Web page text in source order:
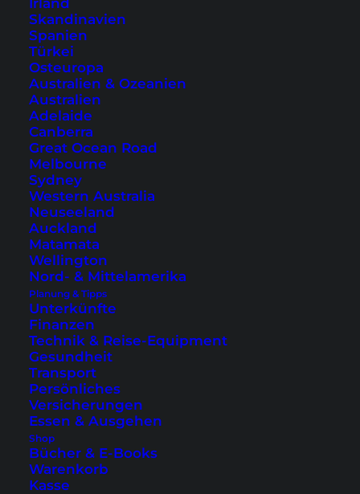
Irland
Skandinavien
Spanien
Türkei
Osteuropa
Australien & Ozeanien
Australien
Adelaide
Canberra
Great Ocean Road
Melbourne
Sydney
Western Australia
Neuseeland
Auckland
Matamata
Wellington
Nord- & Mittelamerika
Planung & Tipps
Unterkünfte
Finanzen
Technik & Reise-Equipment
Gesundheit
Transport
Persönliches
Versicherungen
Essen & Ausgehen
Shop
Bücher & E-Books
Warenkorb
Kasse
Wie komme ich von Bali
auf die Gili-Inseln?
Welche Möglichkeiten gibt es, um von Bali zu
den Gili Island zu kommen? In diesem Artikel
stellen wir die vier Optionen vor.